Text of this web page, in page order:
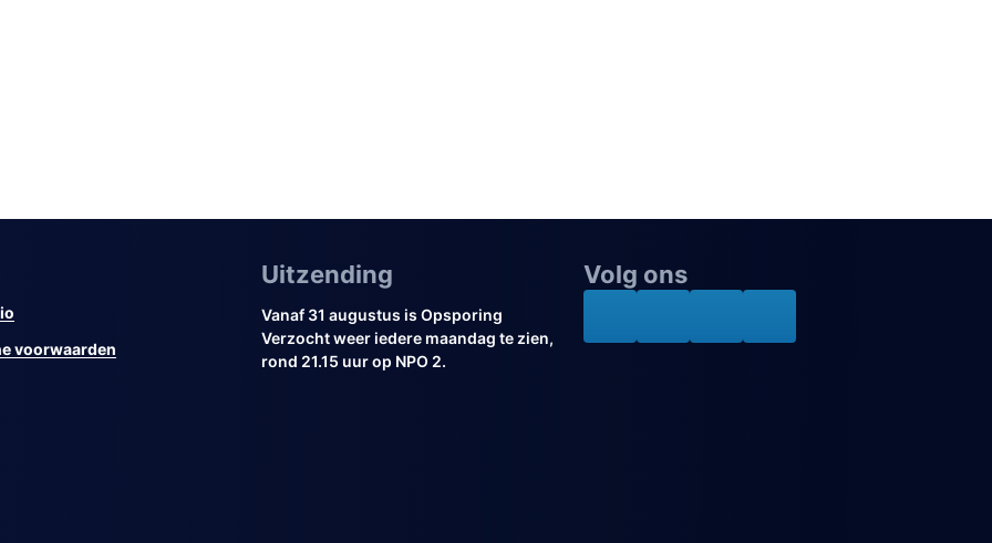
voorwaarden
Uitzending
Vanaf 31 augustus is Opsporing
Verzocht weer iedere maandag te zien,
rond 21.15 uur op NPO 2.
Volg ons